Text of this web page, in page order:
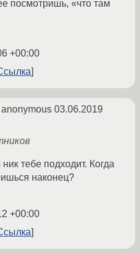
посмотришь, «что там
+00:00
anonymous 03.06.2019
тебе подходит. Когда
наконец?
+00:00